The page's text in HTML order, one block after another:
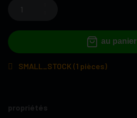
au panier
SMALL_STOCK (1 pièces)
propriétés